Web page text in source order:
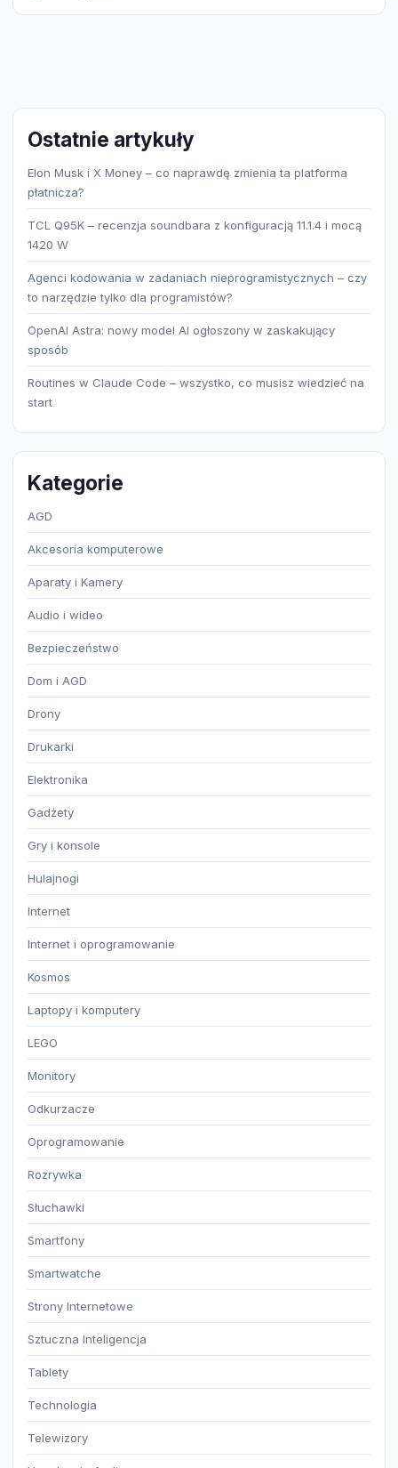
Ostatnie artykuły
Elon Musk i X Money – co naprawdę zmienia ta platforma
płatnicza?
TCL Q95K – recenzja soundbara z konfiguracją 11.1.4 i mocą
1420 W
Agenci kodowania w zadaniach nieprogramistycznych – czy
to narzędzie tylko dla programistów?
OpenAI Astra: nowy model AI ogłoszony w zaskakujący
sposób
Routines w Claude Code – wszystko, co musisz wiedzieć na
start
Kategorie
AGD
Akcesoria komputerowe
Aparaty i Kamery
Audio i wideo
Bezpieczeństwo
Dom i AGD
Drony
Drukarki
Elektronika
Gadżety
Gry i konsole
Hulajnogi
Internet
Internet i oprogramowanie
Kosmos
Laptopy i komputery
LEGO
Monitory
Odkurzacze
Oprogramowanie
Rozrywka
Słuchawki
Smartfony
Smartwatche
Strony Internetowe
Sztuczna Inteligencja
Tablety
Technologia
Telewizory